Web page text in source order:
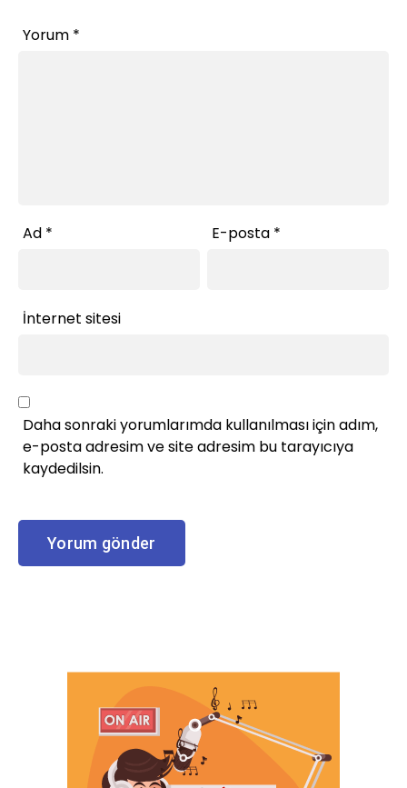
Yorum *
Ad * E-posta *
İnternet sitesi
Daha sonraki yorumlarımda kullanılması için adım,
e-posta adresim ve site adresim bu tarayıcıya
kaydedilsin.